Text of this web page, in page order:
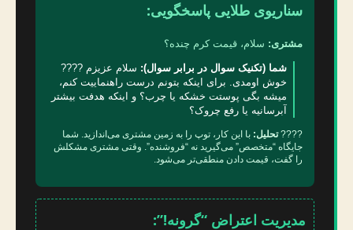
سناریوی طلایی پاسخگویی:
مشتری: سلام، قیمت کرم چنده؟
شما (تکنیک سوال در برابر سوال): سلام عزیزم ????
خوش اومدی. برای اینکه بتونم درست راهنماییت کنم،
میشه بگی پوستت خشکه یا چرب؟ و اینکه هدفت بیشتر
آبرسانیه یا رفع چروک؟
????تحلیل: با این کار، توپ را به زمین مشتری می‌اندازید. شما
جایگاه “متخصص” می‌گیرید نه “فروشنده”. وقتی مشتری مشکلش
را گفت، قیمت دادن منطقی‌تر می‌شود.
مدیریت اعتراض “گرونه!”: